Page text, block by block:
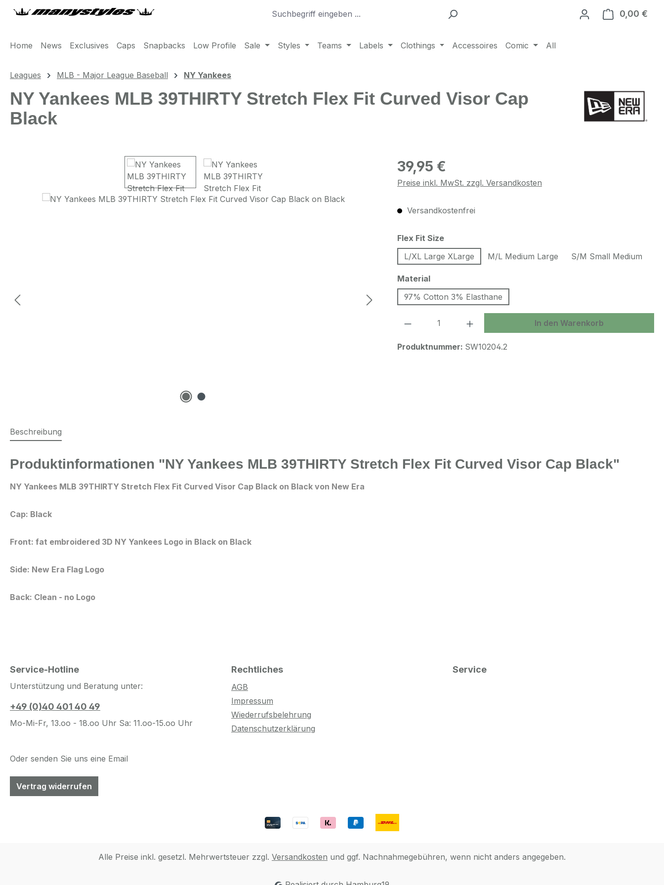
Hauptinhalt springen
Zur Suche springen
Zur Hauptnavigation springen 0,00 €
Home News Exclusives Caps Snapbacks Low Profile Sale Styles Teams Labels Clothings Accessoires Comic All
Leagues MLB - Major League Baseball NY Yankees
NY Yankees MLB 39THIRTY Stretch Flex Fit Curved Visor Cap
Black
Regulärer Preis:
39,95 €
Preise inkl. MwSt. zzgl. Versandkosten
Versandkostenfrei
Flex Fit Sizeauswählen
L/XL Large XLarge
M/L Medium Large S/M Small Medium
Materialauswählen
97% Cotton 3% Elasthane
Produkt Anzahl: Gib den gewünschten Wert
In den Warenkorb
Produktnummer: SW10204.2
Beschreibung
Produktinformationen "NY Yankees MLB 39THIRTY Stretch Flex Fit Curved Visor Cap Black"
NY Yankees MLB 39THIRTY Stretch Flex Fit Curved Visor Cap Black on Black von New Era
Cap: Black
Front: fat embroidered 3D NY Yankees Logo in Black on Black
Side: New Era Flag Logo
Back: Clean - no Logo
Service-Hotline
Unterstützung und Beratung unter:
+49 (0)40 401 40 49
Mo-Mi-Fr, 13.oo - 18.oo Uhr Sa: 11.oo-15.oo Uhr
Oder senden Sie uns eine Email
Vertrag widerrufen
Rechtliches
AGB
Impressum
Wiederrufsbelehrung
Datenschutzerklärung
Service
Alle Preise inkl. gesetzl. Mehrwertsteuer zzgl. Versandkosten und ggf. Nachnahmegebühren, wenn nicht anders angegeben.